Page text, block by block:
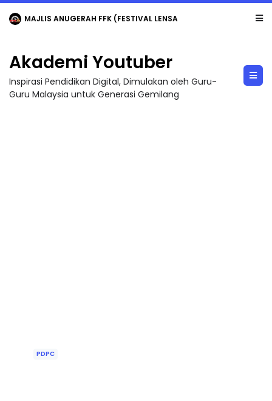
MAJLIS ANUGERAH FFK (FESTIVAL LENSA PENDIDIKAN - FLeP) 2026
Akademi Youtuber
Inspirasi Pendidikan Digital, Dimulakan oleh Guru-
Guru Malaysia untuk Generasi Gemilang
PDPC